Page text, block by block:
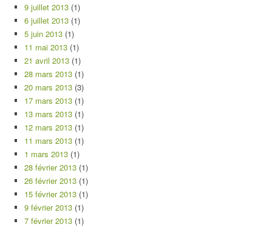
9 juillet 2013 (1)
6 juillet 2013 (1)
5 juin 2013 (1)
11 mai 2013 (1)
21 avril 2013 (1)
28 mars 2013 (1)
20 mars 2013 (3)
17 mars 2013 (1)
13 mars 2013 (1)
12 mars 2013 (1)
11 mars 2013 (1)
1 mars 2013 (1)
28 février 2013 (1)
26 février 2013 (1)
15 février 2013 (1)
9 février 2013 (1)
7 février 2013 (1)